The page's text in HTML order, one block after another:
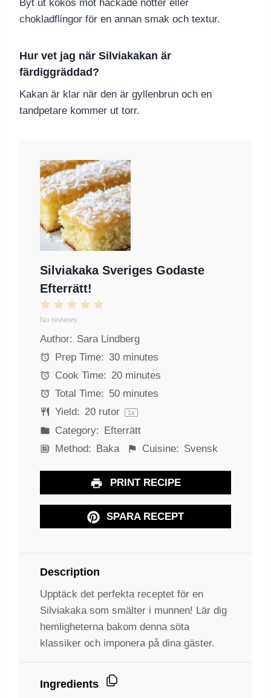
Byt ut kokos mot hackade nötter eller
chokladflingor för en annan smak och textur.
Hur vet jag när Silviakakan är
färdiggräddad?
Kakan är klar när den är gyllenbrun och en
tandpetare kommer ut torr.
Silviakaka Sveriges Godaste
Efterrätt!
5
t
a
r
4
t
a
r
s
3
t
a
r
s
2
S
t
a
r
s
1
S
t
a
No reviews
Author: Sara Lindberg
Prep Time: 30 minutes
Cook Time: 20 minutes
Total Time: 50 minutes
Yield: 20rutor 1x
Category: Efterrätt
Method: Baka Cuisine: Svensk
PRINT RECIPE
SPARA RECEPT
Description
Upptäck det perfekta receptet för en
Silviakaka som smälter i munnen! Lär dig
hemligheterna bakom denna söta
klassiker och imponera på dina gäster.
Ingredients